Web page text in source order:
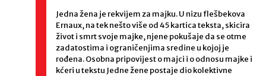
Jedna žena je rekvijem za majku. U nizu flešbekova
Ernaux, na tek nešto više od 45 kartica teksta, skicira
život i smrt svoje majke, njene pokušaje da se otme
zadatostima i ograničenjima sredine u kojoj je
rođena. Osobna pripovijest o majci i o odnosu majke i
kćeri u tekstu Jedne žene postaje dio kolektivne